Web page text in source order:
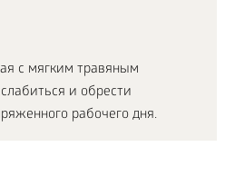
с мягким травяным
и обрести
рабочего дня.